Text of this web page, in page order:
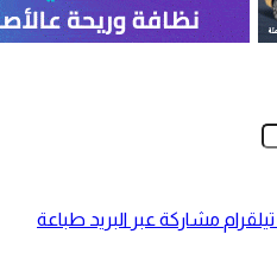
تيلقرام مشاركة عبر البريد طباعة